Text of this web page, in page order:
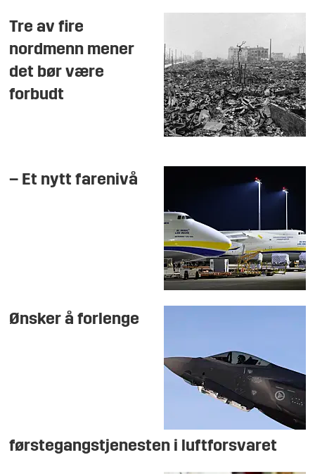
Tre av fire
nordmenn mener
det bør være
forbudt
– Et nytt farenivå
Ønsker å forlenge
førstegangstjenesten i luftforsvaret